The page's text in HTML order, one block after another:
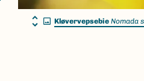
Kløvervepsebie Nomada